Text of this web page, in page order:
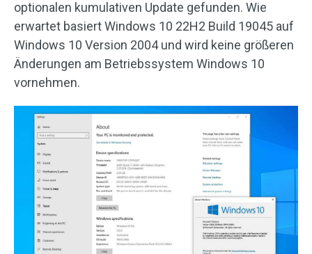
optionalen kumulativen Update gefunden. Wie
erwartet basiert Windows 10 22H2 Build 19045 auf
Windows 10 Version 2004 und wird keine größeren
Änderungen am Betriebssystem Windows 10
vornehmen.